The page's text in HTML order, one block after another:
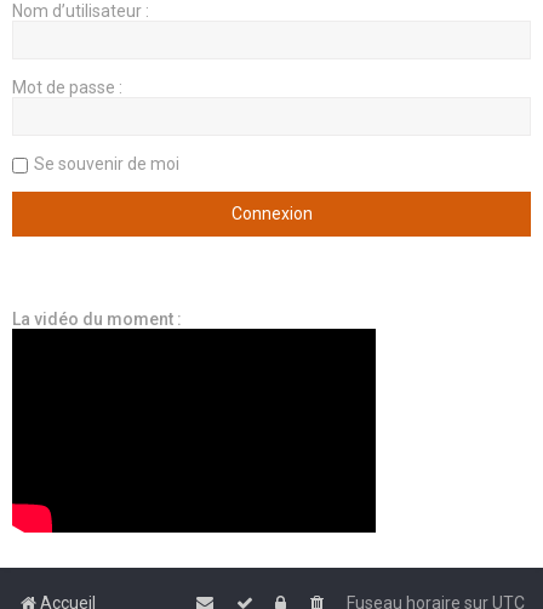
Nom d’utilisateur :
Mot de passe :
Se souvenir de moi
La vidéo du moment :
Accueil Fuseau horaire surUTC